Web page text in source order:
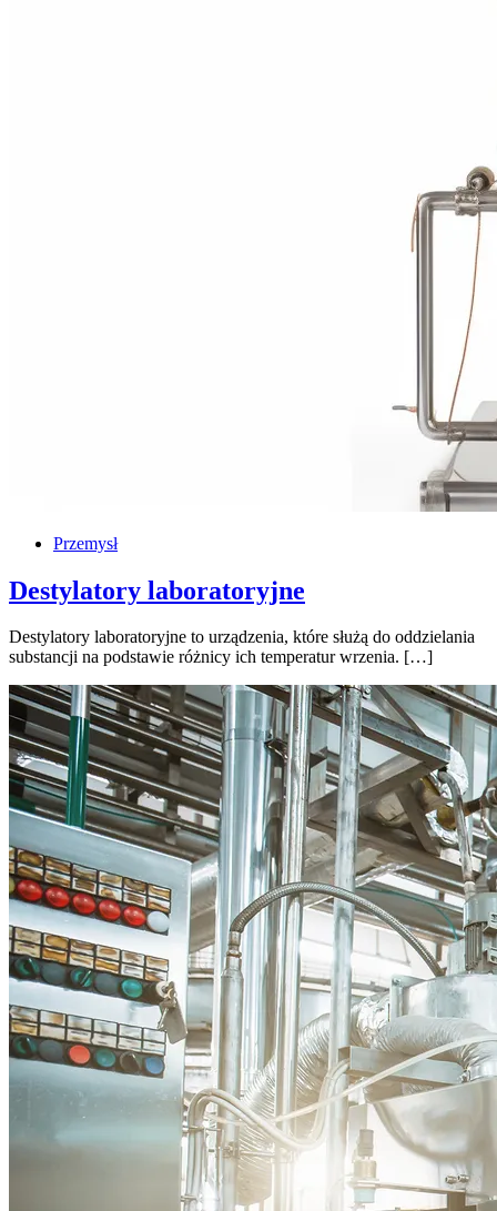
Przemysł
Destylatory laboratoryjne
Destylatory laboratoryjne to urządzenia, które służą do oddzielania
substancji na podstawie różnicy ich temperatur wrzenia. […]